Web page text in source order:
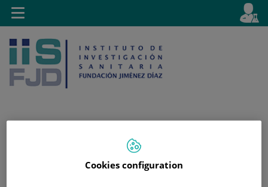
Saltar al contenido
activo
es
Toggle
navigation
Cookies configuration